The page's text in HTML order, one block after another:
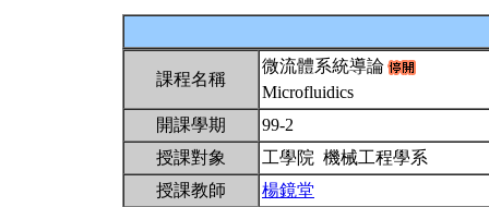
課程名稱
微流體系統導論
Microfluidics
開課學期
99-2
授課對象
工學院 機械工程學系
授課教師
楊鏡堂